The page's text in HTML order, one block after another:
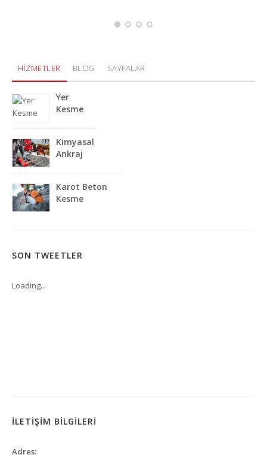
HİZMETLER BLOG SAYFALAR
Yer
Kesme
Kimyasal
Ankraj
Karot Beton
Kesme
SON TWEETLER
Loading...
İLETİŞİM BİLGİLERİ
Adres: